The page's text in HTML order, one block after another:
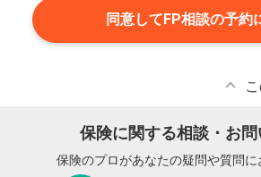
同意してFP相談の予約
保険に関する相談・お
保険のプロがあなたの疑問や質問に